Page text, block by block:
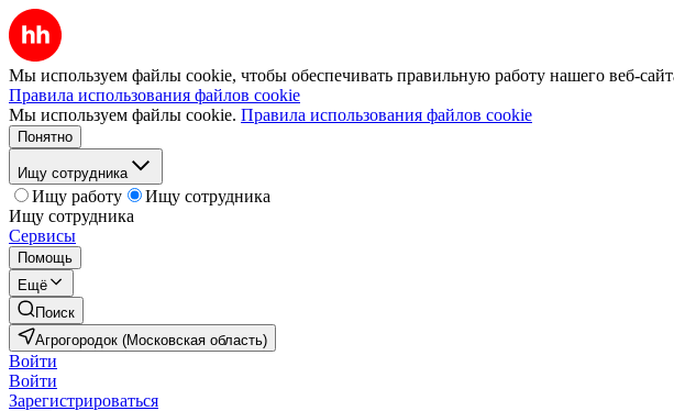
Мы используем файлы cookie, чтобы обеспечивать правильную работу нашего веб-
Правила использования файлов cookie
Мы используем файлы cookie. Правила использования файлов cookie
Понятно
Ищу сотрудника
Ищу работу
Ищу сотрудника
Ищу сотрудника
Сервисы
Помощь
Ещё
Поиск
Агрогородок (Московская область)
Войти
Войти
Зарегистрироваться